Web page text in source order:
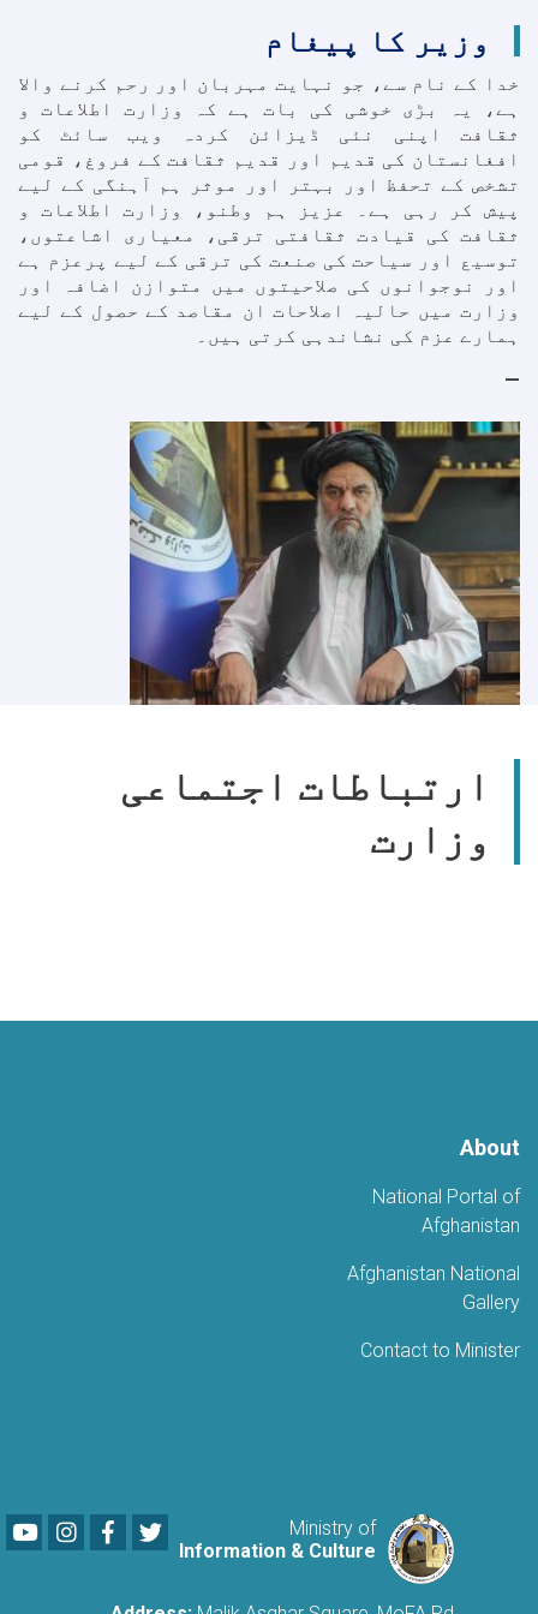
وزیر کا پیغام
خدا کے نام سے، جو نہایت مہربان اور رحم کرنے والا
ہے، یہ بڑی خوشی کی بات ہے کہ وزارت اطلاعات و
ثقافت اپنی نئی ڈیزائن کردہ ویب سائٹ کو
افغانستان کی قدیم اور قدیم ثقافت کے فروغ، قومی
تشخص کے تحفظ اور بہتر اور موثر ہم آہنگی کے لیے
پیش کر رہی ہے۔ عزیز ہم وطنو، وزارت اطلاعات و
ثقافت کی قیادت ثقافتی ترقی، معیاری اشاعتوں،
توسیع اور سیاحت کی صنعت کی ترقی کے لیے پرعزم ہے
اور نوجوانوں کی صلاحیتوں میں متوازن اضافہ اور
وزارت میں حالیہ اصلاحات ان مقاصد کے حصول کے لیے
ہمارے عزم کی نشاندہی کرتی ہیں۔
ارتباطات اجتماعی
وزارت
About
National Portal of
Afghanistan
Afghanistan National
Gallery
Contact to Minister
Ministry of
Information & Culture
YoutubeLinkedIn
Facebook